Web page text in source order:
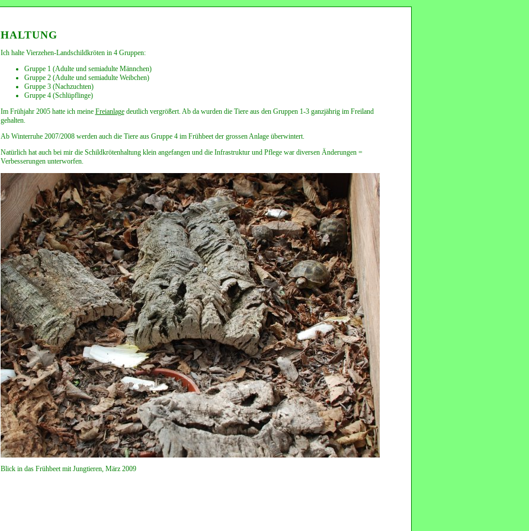
HALTUNG
Ich halte Vierzehen-Landschildkröten in 4 Gruppen:
Gruppe 1 (Adulte und semiadulte Männchen)
Gruppe 2 (Adulte und semiadulte Weibchen)
Gruppe 3 (Nachzuchten)
Gruppe 4 (Schlüpflinge)
Im Frühjahr 2005 hatte ich meine Freianlagedeutlich vergrößert. Ab da wurden die Tiere aus den Gruppen 1-3 ganzjährig im Freiland
gehalten.
Ab Winterruhe 2007/2008 werden auch die Tiere aus Gruppe 4 im Frühbeet der grossen Anlage überwintert.
Natürlich hat auch bei mir die Schildkrötenhaltung klein angefangen und die Infrastruktur und Pflege war diversen Änderungen =
Verbesserungen unterworfen.
Blick in das Frühbeet mit Jungtieren, März 2009